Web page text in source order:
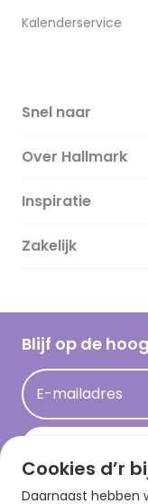
Kalenderservice
Snel naar
Over Hallmark
Over ons
Duurzaamheid
Hallmark Kaartclub
Acties
Persberichten
Inspiratie
Magazine
Cadeau inspiratie
Op kamp gedichten
Leuke en grappige
kamppost inspiratie
Zakelijk
Blijf op de
E-mailadres
Cookies d’r
Daarnaast hebben